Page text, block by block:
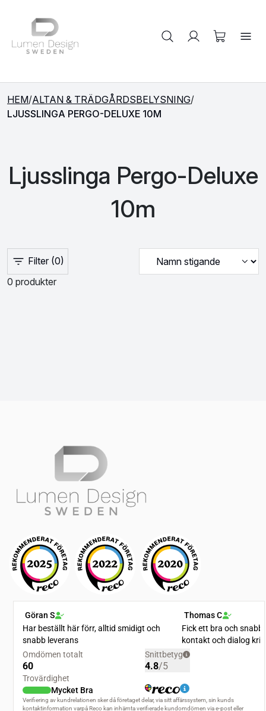
Sök på produkter
HEM/ALTAN & TRÄDGÅRDSBELYSNING/
LJUSSLINGA PERGO-DELUXE 10M
Ljusslinga Pergo-Deluxe
10m
Filter (0)
0 produkter